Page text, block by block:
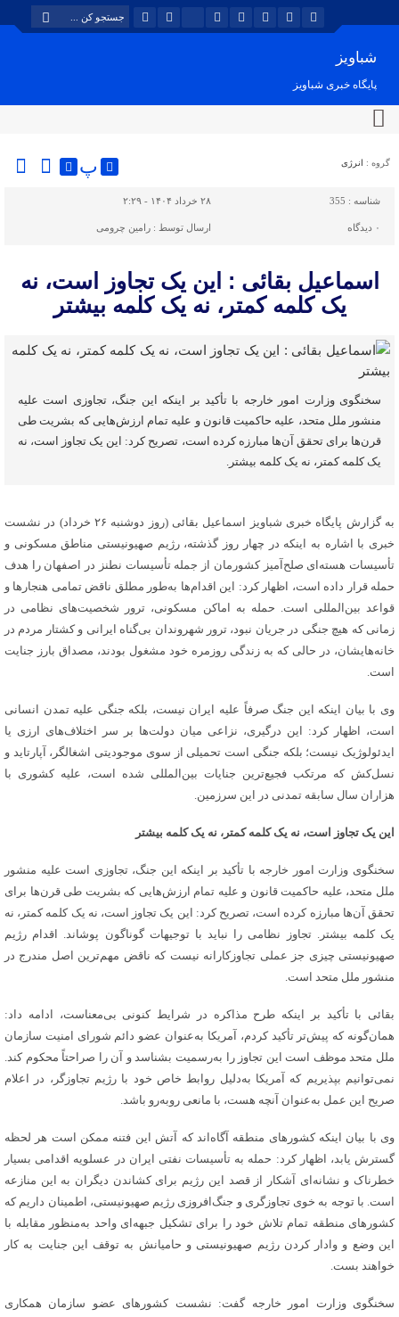
شباویز
پایگاه خبری شباویز
گروه : انرژی پ
شناسه : 355 ۲۸ خرداد ۱۴۰۴ - ۲:۲۹
۰ دیدگاه ارسال توسط :رامین چرومی
اسماعیل بقائی : این یک تجاوز است، نه
یک کلمه کمتر، نه یک کلمه بیشتر
سخنگوی وزارت امور خارجه با تأکید بر اینکه این جنگ، تجاوزی است علیه
منشور ملل متحد، علیه حاکمیت قانون و علیه تمام ارزش‌هایی که بشریت طی
قرن‌ها برای تحقق آن‌ها مبارزه کرده است، تصریح کرد: این یک تجاوز است، نه
یک کلمه کمتر، نه یک کلمه بیشتر.
به گزارش پایگاه خبری شباویز اسماعیل بقائی (روز دوشنبه ۲۶ خرداد) در نشست
خبری با اشاره به اینکه در چهار روز گذشته، رژیم صهیونیستی مناطق مسکونی و
تأسیسات هسته‌ای صلح‌آمیز کشورمان از جمله تأسیسات نطنز در اصفهان را هدف
حمله قرار داده است، اظهار کرد: این اقدام‌ها به‌طور مطلق ناقض تمامی هنجارها و
قواعد بین‌المللی است. حمله به اماکن مسکونی، ترور شخصیت‌های نظامی در
زمانی که هیچ جنگی در جریان نبود، ترور شهروندان بی‌گناه ایرانی و کشتار مردم در
خانه‌هایشان، در حالی که به زندگی روزمره خود مشغول بودند، مصداق بارز جنایت
است.
وی با بیان اینکه این جنگ صرفاً علیه ایران نیست، بلکه جنگی علیه تمدن انسانی
است، اظهار کرد: این درگیری، نزاعی میان دولت‌ها بر سر اختلاف‌های ارزی یا
ایدئولوژیک نیست؛ بلکه جنگی است تحمیلی از سوی موجودیتی اشغالگر، آپارتاید و
نسل‌کش که مرتکب فجیع‌ترین جنایات بین‌المللی شده است، علیه کشوری با
هزاران سال سابقه تمدنی در این سرزمین.
این یک تجاوز است، نه یک کلمه کمتر، نه یک کلمه بیشتر
سخنگوی وزارت امور خارجه با تأکید بر اینکه این جنگ، تجاوزی است علیه منشور
ملل متحد، علیه حاکمیت قانون و علیه تمام ارزش‌هایی که بشریت طی قرن‌ها برای
تحقق آن‌ها مبارزه کرده است، تصریح کرد: این یک تجاوز است، نه یک کلمه کمتر، نه
یک کلمه بیشتر. تجاوز نظامی را نباید با توجیهات گوناگون پوشاند. اقدام رژیم
صهیونیستی چیزی جز عملی تجاوزکارانه نیست که ناقض مهم‌ترین اصل مندرج در
منشور ملل متحد است.
بقائی با تأکید بر اینکه طرح مذاکره در شرایط کنونی بی‌معناست، ادامه داد:
همان‌گونه که پیش‌تر تأکید کردم، آمریکا به‌عنوان عضو دائم شورای امنیت سازمان
ملل متحد موظف است این تجاوز را به‌رسمیت بشناسد و آن را صراحتاً محکوم کند.
نمی‌توانیم بپذیریم که آمریکا به‌دلیل روابط خاص خود با رژیم تجاوزگر، در اعلام
صریح این عمل به‌عنوان آنچه هست، با مانعی روبه‌رو باشد.
وی با بیان اینکه کشورهای منطقه آگاه‌اند که آتش این فتنه ممکن است هر لحظه
گسترش یابد، اظهار کرد: حمله به تأسیسات نفتی ایران در عسلویه اقدامی بسیار
خطرناک و نشانه‌ای آشکار از قصد این رژیم برای کشاندن دیگران به این منازعه
است. با توجه به خوی تجاوزگری و جنگ‌افروزی رژیم صهیونیستی، اطمینان داریم که
کشورهای منطقه تمام تلاش خود را برای تشکیل جبهه‌ای واحد به‌منظور مقابله با
این وضع و وادار کردن رژیم صهیونیستی و حامیانش به توقف این جنایت به کار
خواهند بست.
سخنگوی وزارت امور خارجه گفت: نشست کشورهای عضو سازمان همکاری